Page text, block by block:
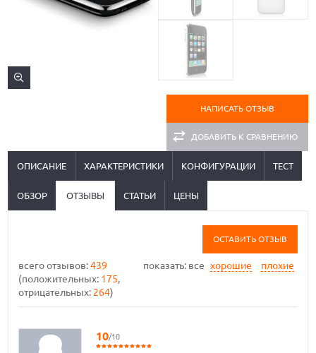
НАПИСАТЬ ОТЗЫВ
ДОБАВИТЬ К СРАВНЕНИЮ
ОПИСАНИЕ ХАРАКТЕРИСТИКИ КОНФИГУРАЦИИ ТЕСТ
ОБЗОР ОТЗЫВЫ СТАТЬИ ЦЕНЫ
ОСТАВИТЬ ОТЗЫВ
показать: все хорошие плохие
всего отзывов:439
(положительных: 175,
отрицательных: 264)
10/10